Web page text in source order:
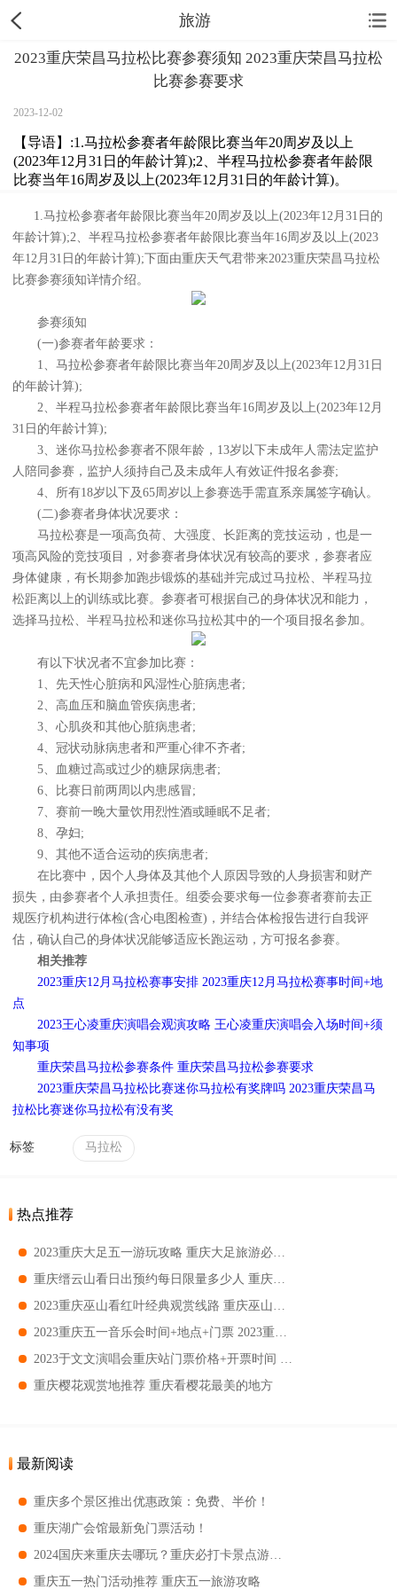
旅游
2023重庆荣昌马拉松比赛参赛须知 2023重庆荣昌马拉松
比赛参赛要求
2023-12-02
【导语】:1.马拉松参赛者年龄限比赛当年20周岁及以上
(2023年12月31日的年龄计算);2、半程马拉松参赛者年龄限
比赛当年16周岁及以上(2023年12月31日的年龄计算)。
1.马拉松参赛者年龄限比赛当年20周岁及以上(2023年12月31日的
年龄计算);2、半程马拉松参赛者年龄限比赛当年16周岁及以上(2023
年12月31日的年龄计算);下面由重庆天气君带来2023重庆荣昌马拉松
比赛参赛须知详情介绍。
参赛须知
(一)参赛者年龄要求：
1、马拉松参赛者年龄限比赛当年20周岁及以上(2023年12月31日
的年龄计算);
2、半程马拉松参赛者年龄限比赛当年16周岁及以上(2023年12月
31日的年龄计算);
3、迷你马拉松参赛者不限年龄，13岁以下未成年人需法定监护
人陪同参赛，监护人须持自己及未成年人有效证件报名参赛;
4、所有18岁以下及65周岁以上参赛选手需直系亲属签字确认。
(二)参赛者身体状况要求：
马拉松赛是一项高负荷、大强度、长距离的竞技运动，也是一
项高风险的竞技项目，对参赛者身体状况有较高的要求，参赛者应
身体健康，有长期参加跑步锻炼的基础并完成过马拉松、半程马拉
松距离以上的训练或比赛。参赛者可根据自己的身体状况和能力，
选择马拉松、半程马拉松和迷你马拉松其中的一个项目报名参加。
有以下状况者不宜参加比赛：
1、先天性心脏病和风湿性心脏病患者;
2、高血压和脑血管疾病患者;
3、心肌炎和其他心脏病患者;
4、冠状动脉病患者和严重心律不齐者;
5、血糖过高或过少的糖尿病患者;
6、比赛日前两周以内患感冒;
7、赛前一晚大量饮用烈性酒或睡眠不足者;
8、孕妇;
9、其他不适合运动的疾病患者;
在比赛中，因个人身体及其他个人原因导致的人身损害和财产
损失，由参赛者个人承担责任。组委会要求每一位参赛者赛前去正
规医疗机构进行体检(含心电图检查)，并结合体检报告进行自我评
估，确认自己的身体状况能够适应长跑运动，方可报名参赛。
相关推荐
2023重庆12月马拉松赛事安排 2023重庆12月马拉松赛事时间+地
点
2023王心凌重庆演唱会观演攻略 王心凌重庆演唱会入场时间+须
知事项
重庆荣昌马拉松参赛条件 重庆荣昌马拉松参赛要求
2023重庆荣昌马拉松比赛迷你马拉松有奖牌吗 2023重庆荣昌马
拉松比赛迷你马拉松有没有奖
标签 马拉松
热点推荐
重庆樱花观赏地推荐 重庆看樱花最美的地方
最新阅读
重庆多个景区推出优惠政策：免费、半价！
重庆湖广会馆最新免门票活动！
重庆五一热门活动推荐 重庆五一旅游攻略